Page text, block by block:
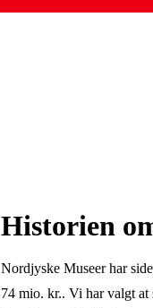
Historien
Nordjyske Museer har
74 mio. kr.. Vi har valgt at